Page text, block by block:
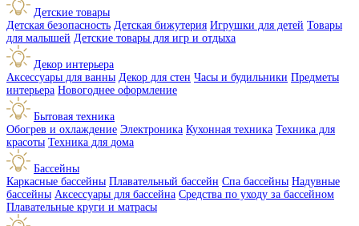
Детские товары
Детская безопасность Детская бижутерия Игрушки для детей Товары
для малышей Детские товары для игр и отдыха
Декор интерьера
Аксессуары для ванны Декор для стен Часы и будильники Предметы
интерьера Новогоднее оформление
Бытовая техника
Обогрев и охлаждение Электроника Кухонная техника Техника для
красоты Техника для дома
Бассейны
Каркасные бассейны Плавательный бассейн Спа бассейны Надувные
бассейны Аксессуары для бассейна Средства по уходу за бассейном
Плавательные круги и матрасы